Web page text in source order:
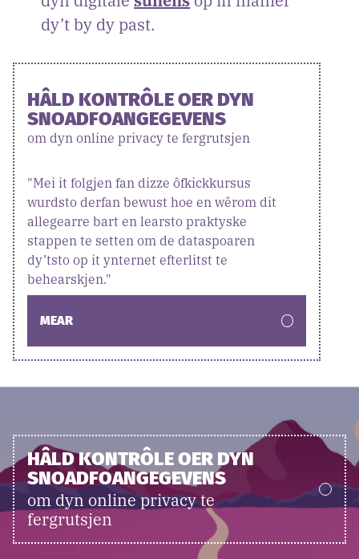
dy’t by dy past.
HÂLD KONTRÔLE OER DYN
SNOADFOANGEGEVENS
om dyn online privacy te fergrutsjen
"Mei it folgjen fan dizze ôfkickkursus
wurdsto derfan bewust hoe en wêrom dit
allegearre bart en learsto praktyske
stappen te setten om de dataspoaren
dy’tsto op it ynternet efterlitst te
behearskjen."
MEAR
HÂLD KONTRÔLE OER DYN
SNOADFOANGEGEVENS
om dyn online privacy te
fergrutsjen